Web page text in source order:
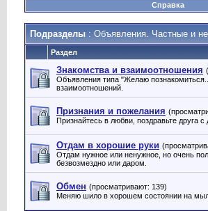
Справка
Подразделы : Объявления. Частные и
Раздел
Знакомства и взаимоотношения
Объявления типа "Желаю
взаимоотношений.
Признания и пожелания
Признайтесь в любви, поздравьте друга
Отдам в хорошие руки
Отдам нужное или ненужное, но очень
безвозмездно или даром.
Обмен (просматривают: 139)
Меняю шило в хорошем состоянии на